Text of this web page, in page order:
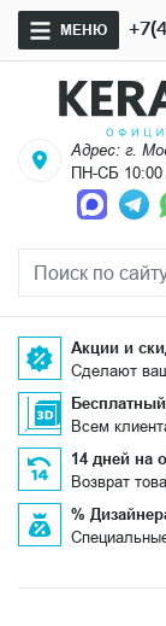
МЕНЮ
Адрес: г.
ПН-СБ
Акции и
Сделают
Всем
14 дней на
Возврат
%